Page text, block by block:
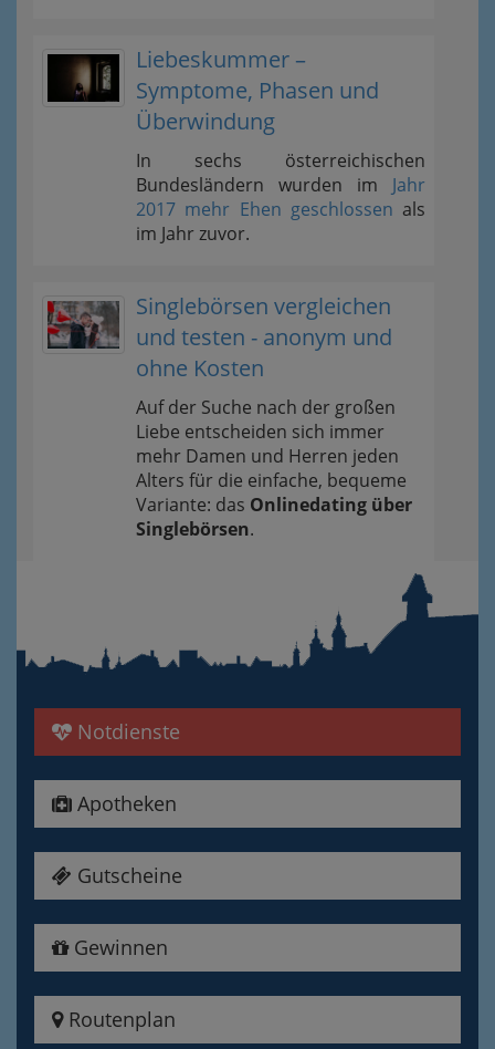
Liebeskummer –
Symptome, Phasen und
Überwindung
In sechs österreichischen
Bundesländern wurden im Jahr
2017 mehr Ehen geschlossen als
im Jahr zuvor.
Singlebörsen vergleichen
und testen - anonym und
ohne Kosten
Auf der Suche nach der großen
Liebe entscheiden sich immer
mehr Damen und Herren jeden
Alters für die einfache, bequeme
Variante: das Onlinedating über
Singlebörsen.
Notdienste
Apotheken
Gutscheine
Gewinnen
Routenplan